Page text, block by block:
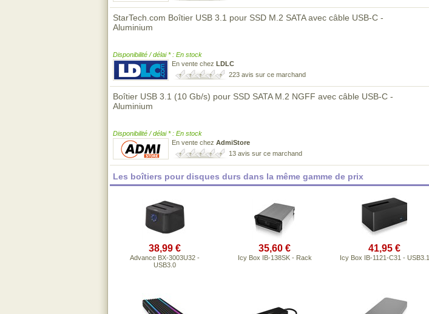
StarTech.com Boîtier USB 3.1 pour SSD M.2 SATA avec câble USB-C -
Aluminium
Disponibilité / délai * : En stock
En vente chez LDLC
223 avis sur ce marchand
Boîtier USB 3.1 (10 Gb/s) pour SSD SATA M.2 NGFF avec câble USB-C -
Aluminium
Disponibilité / délai * : En stock
En vente chez AdmiStore
13 avis sur ce marchand
Les boîtiers pour disques durs dans la même gamme de prix
38,99 €
Advance BX-3003U32 -
USB3.0
35,60 €
Icy Box IB-138SK - Rack
41,95 €
Icy Box IB-1121-C31 - USB3.1